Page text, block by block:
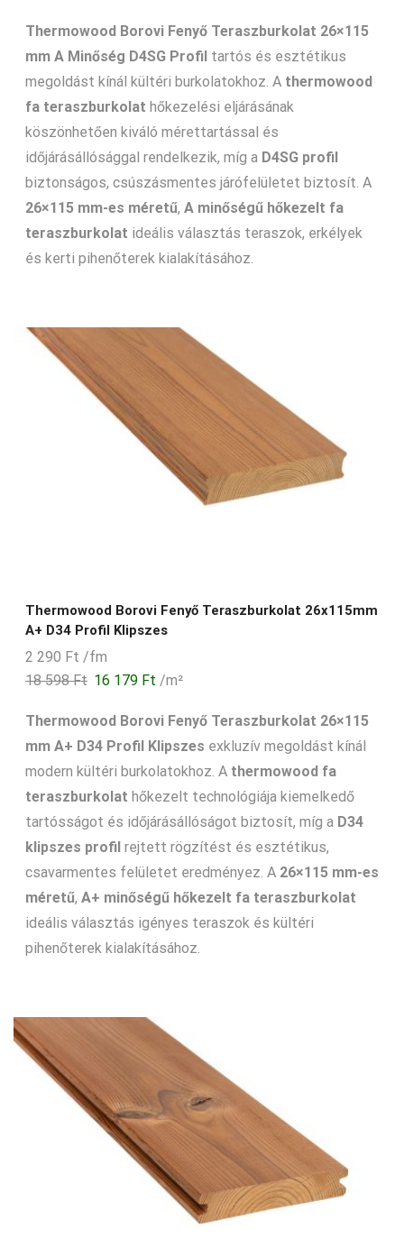
Thermowood Borovi Fenyő Teraszburkolat 26×115
mm A Minőség D4SG Profil tartós és esztétikus
megoldást kínál kültéri burkolatokhoz. A thermowood
fa teraszburkolat hőkezelési eljárásának
köszönhetően kiváló mérettartással és
időjárásállósággal rendelkezik, míg a D4SG profil
biztonságos, csúszásmentes járófelületet biztosít. A
26×115 mm-es méretű, A minőségű hőkezelt fa
teraszburkolat ideális választás teraszok, erkélyek
és kerti pihenőterek kialakításához.
Thermowood Borovi Fenyő Teraszburkolat 26x115mm
A+ D34 Profil Klipszes
2 290 Ft /fm
18 598Ft 16 179 Ft /m²
Thermowood Borovi Fenyő Teraszburkolat 26×115
mm A+ D34 Profil Klipszes exkluzív megoldást kínál
modern kültéri burkolatokhoz. A thermowood fa
teraszburkolat hőkezelt technológiája kiemelkedő
tartósságot és időjárásállóságot biztosít, míg a D34
klipszes profil rejtett rögzítést és esztétikus,
csavarmentes felületet eredményez. A 26×115 mm-es
méretű, A+ minőségű hőkezelt fa teraszburkolat
ideális választás igényes teraszok és kültéri
pihenőterek kialakításához.